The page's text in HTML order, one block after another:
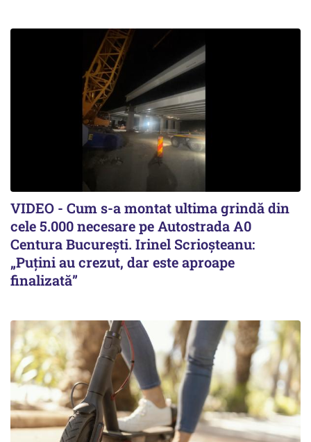
VIDEO - Cum s-a montat ultima grindă din
cele 5.000 necesare pe Autostrada A0
Centura București. Irinel Scrioșteanu:
„Puțini au crezut, dar este aproape
finalizată”